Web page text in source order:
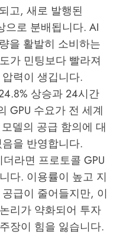
고, 새로 발행된
으로 분배됩니다. AI
을 활발히 소비하는
가 민팅보다 빨라져
력이 생깁니다.
상승과 24시간
GPU 수요가 전 세계
델의 공급 함의에 대
을 반영합니다.
라면 프로토콜 GPU
다. 이용률이 높고 지
급이 줄어들지만, 이
리가 약화되어 투자
장이 힘을 잃습니다.